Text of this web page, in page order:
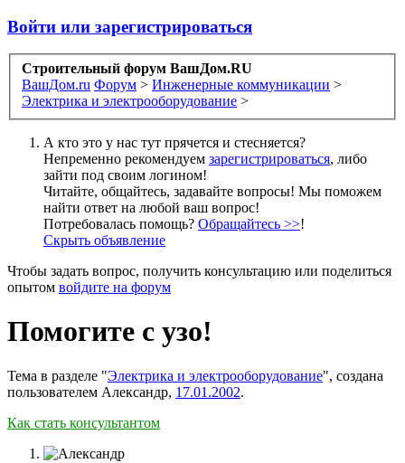
Войти или зарегистрироваться
Строительный форум ВашДом.RU
ВашДом.ru Форум > Инженерные коммуникации >
Электрика и электрооборудование >
А кто это у нас тут прячется и стесняется?
Непременно рекомендуем зарегистрироваться, либо
зайти под своим логином!
Читайте, общайтесь, задавайте вопросы! Мы поможем
найти ответ на любой ваш вопрос!
Потребовалась помощь? Обращайтесь >>!
Скрыть объявление
Чтобы задать вопрос, получить консультацию или поделиться
опытом войдите на форум
Помогите с узо!
Тема в разделе "Электрика и электрооборудование", создана
пользователем Александр, 17.01.2002.
Как стать консультантом